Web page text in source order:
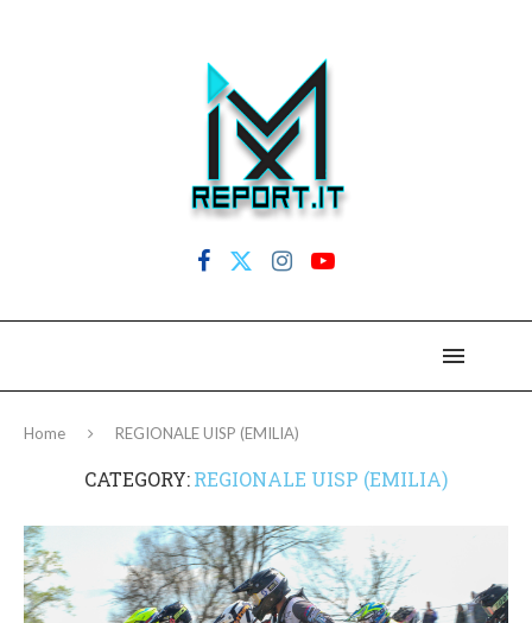
Home REGIONALE UISP (EMILIA)
CATEGORY:REGIONALE UISP (EMILIA)